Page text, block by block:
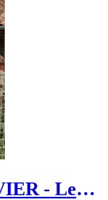
- Le